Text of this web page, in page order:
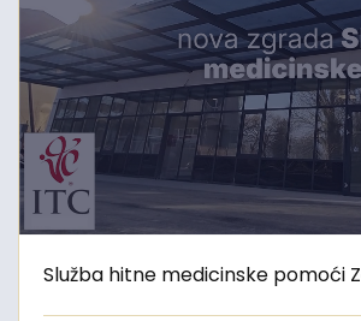
Služba hitne medicinske pomoći